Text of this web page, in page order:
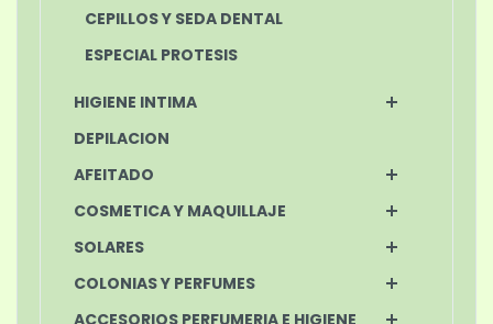
CEPILLOS Y SEDA DENTAL
ESPECIAL PROTESIS
HIGIENE INTIMA
DEPILACION
AFEITADO
COSMETICA Y MAQUILLAJE
SOLARES
COLONIAS Y PERFUMES
ACCESORIOS PERFUMERIA E HIGIENE